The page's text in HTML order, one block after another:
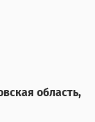
область,